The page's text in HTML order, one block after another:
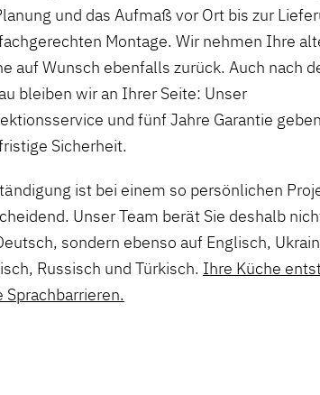
und das Aufmaß vor Ort bis zur
Montage. Wir nehmen Ihre
auf Wunsch ebenfalls zurück. Auch nach
bleiben wir an Ihrer Seite: Unser
und fünf Jahre Garantie
Sicherheit.
ist bei einem so persönlichen
Unser Team berät Sie deshalb
sondern ebenso auf Englisch,
Russisch und Türkisch. Ihre Küche
Sprachbarrieren.